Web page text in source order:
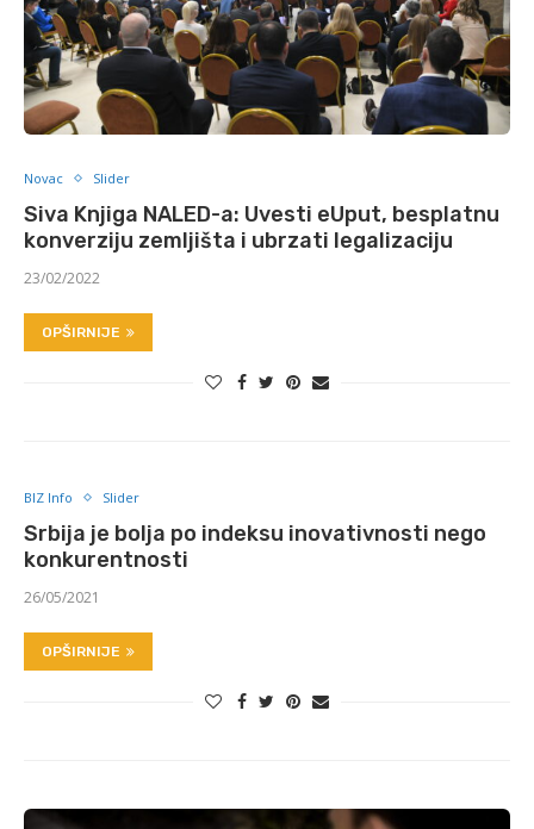
Novac Slider
Siva Knjiga NALED-a: Uvesti eUput, besplatnu
konverziju zemljišta i ubrzati legalizaciju
23/02/2022
OPŠIRNIJE
BIZ Info Slider
Srbija je bolja po indeksu inovativnosti nego
konkurentnosti
26/05/2021
OPŠIRNIJE